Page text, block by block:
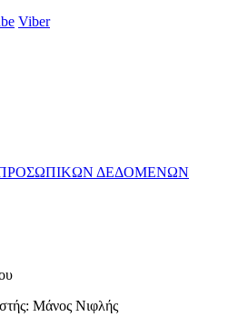
Viber
ΔΕΔΟΜΕΝΩΝ
Μάνος Νιφλής